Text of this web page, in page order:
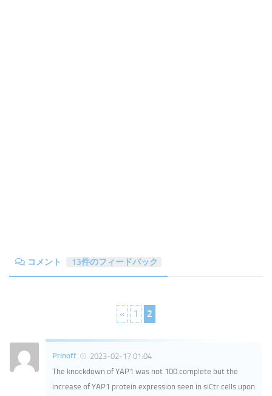
コメント 13件のフィードバック
« 1 2
Prinoff
2023-02-17 01:04
The knockdown of YAP1 was not 100 complete but the
increase of YAP1 protein expression seen in siCtr cells upon